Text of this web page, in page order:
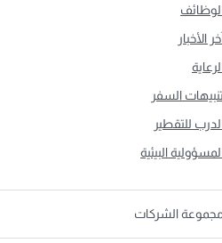
الأخبار
السفر
للتقطير
البيئية
الشركات